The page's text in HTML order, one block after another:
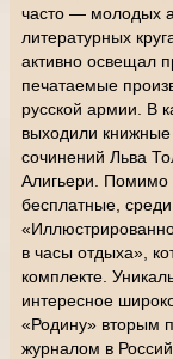
часто — молодых
литературных
активно освещал
печатаемые
русской армии. В
выходили
сочинений Льва
Алигьери. Помимо
бесплатные,
в часы отдыха»,
комплекте.
интересное
«Родину» вторым
журналом в